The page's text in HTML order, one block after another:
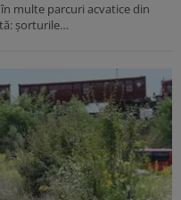
multe parcuri acvatice din
șorturile…